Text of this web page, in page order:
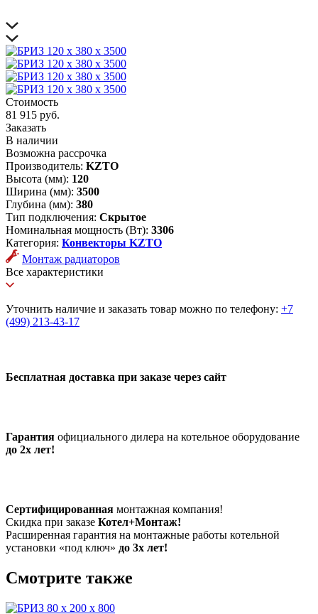
Стоимость
81 915 руб.
Заказать
В наличии
Возможна рассрочка
Производитель: KZTO
Высота (мм): 120
Ширина (мм): 3500
Глубина (мм): 380
Тип подключения: Скрытое
Номинальная мощность (Вт): 3306
Категория: Конвекторы KZTO
Монтаж радиаторов
Все характеристики
Уточнить наличие и заказать товар можно по телефону: +7
(499) 213-43-17
Бесплатная доставка при заказе через сайт
Гарантия официального дилера на котельное оборудование
до 2х лет!
Сертифицированная монтажная компания!
Скидка при заказе Котел+Монтаж!
Расширенная гарантия на монтажные работы котельной
установки «под ключ» до 3х лет!
Смотрите также